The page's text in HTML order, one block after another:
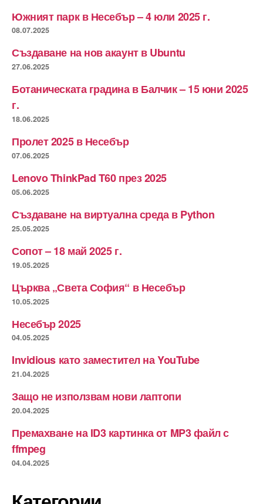
Южният парк в Несебър – 4 юли 2025 г.
08.07.2025
Създаване на нов акаунт в Ubuntu
27.06.2025
Ботаническата градина в Балчик – 15 юни 2025
г.
18.06.2025
Пролет 2025 в Несебър
07.06.2025
Lenovo ThinkPad T60 през 2025
05.06.2025
Създаване на виртуална среда в Python
25.05.2025
Сопот – 18 май 2025 г.
19.05.2025
Църква „Света София“ в Несебър
10.05.2025
Несебър 2025
04.05.2025
Invidious като заместител на YouTube
21.04.2025
Защо не използвам нови лаптопи
20.04.2025
Премахване на ID3 картинка от MP3 файл с
ffmpeg
04.04.2025